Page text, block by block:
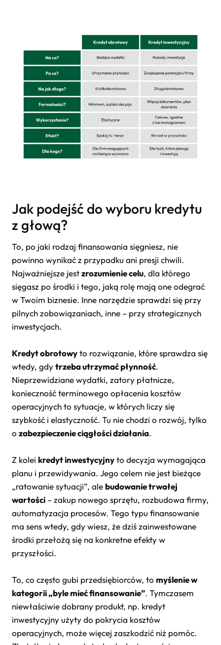
Jak podejść do wyboru kredytu
z głową?
To, po jaki rodzaj finansowania sięgniesz, nie
powinno wynikać z przypadku ani presji chwili.
Najważniejsze jestzrozumienie celu, dla którego
sięgasz po środki i tego, jaką rolę mają one odegrać
w Twoim biznesie. Inne narzędzie sprawdzi się przy
pilnych zobowiązaniach, inne – przy strategicznych
inwestycjach.
Kredyt obrotowyto rozwiązanie, które sprawdza się
wtedy, gdytrzeba utrzymać płynność.
Nieprzewidziane wydatki, zatory płatnicze,
konieczność terminowego opłacenia kosztów
operacyjnych to sytuacje, w których liczy się
szybkość i elastyczność. Tu nie chodzi o rozwój, tylko
o zabezpieczenie ciągłości działania.
Z kolei kredyt inwestycyjnyto decyzja wymagająca
planu i przewidywania. Jego celem nie jest bieżące
„ratowanie sytuacji”, ale budowanie trwałej
wartości – zakup nowego sprzętu, rozbudowa firmy,
automatyzacja procesów. Tego typu finansowanie
ma sens wtedy, gdy wiesz, że dziś zainwestowane
środki przełożą się na konkretne efekty w
przyszłości.
To, co często gubi przedsiębiorców, to myślenie w
kategorii „byle mieć finansowanie”. Tymczasem
niewłaściwie dobrany produkt, np. kredyt
inwestycyjny użyty do pokrycia kosztów
operacyjnych, może więcej zaszkodzić niż pomóc.